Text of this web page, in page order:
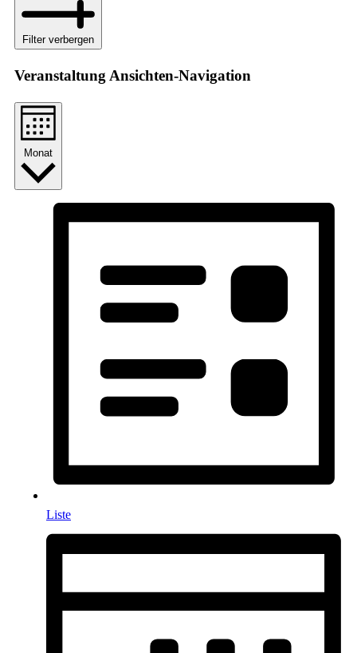
Filter verbergen
Veranstaltung Ansichten-Navigation
Monat
Liste